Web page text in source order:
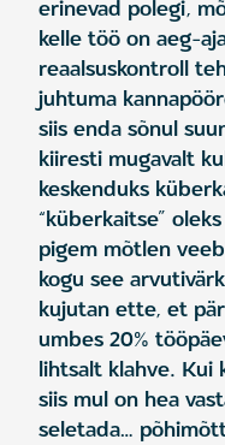
erinevad polegi,
kelle töö on aeg-
reaalsuskontroll
juhtuma
siis enda sõnul
kiiresti mugavalt
keskenduks
“küberkaitse”
pigem mõtlen
kogu see
kujutan ette, et
umbes 20%
lihtsalt klahve. Kui
siis mul on hea
seletada…